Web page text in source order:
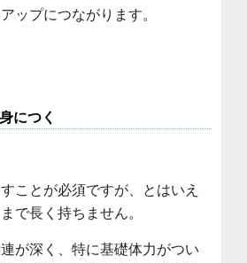
ップにつながります。
につく
ことが必須ですが、とはいえ
で長く持ちません。
が深く、特に基礎体力がつい